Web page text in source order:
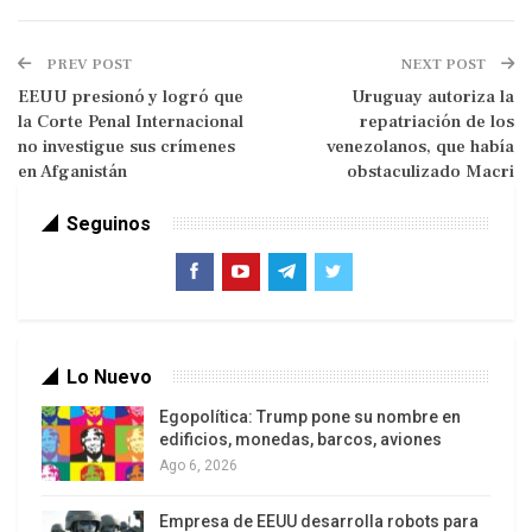
forzando a cambiar la lógica de inserción,
provocando un reordenamiento geopolítico en
Latinoamérica, viraje que será determinante en
unos años cuando se visualice mejor cómo la
también en su relación con el exterior.
multidimensional (llamada de quinta generación),
que van desde la amenaza de intervención
armada, pasando por una guerra psicológica
permanente por medios masivos de
comunicación trasnacionales y las llamadas
PREV POST
EEUU presionó y logró que
la Corte Penal Internacional
no investigue sus crímenes
en Afganistán
NEXT POST
Uruguay autoriza la
repatriación de los
venezolanos, que había
obstaculizado Macri
Seguinos
Lo Nuevo
Egopolítica: Trump pone su nombre en
edificios, monedas, barcos, aviones
Ago 6, 2026
Empresa de EEUU desarrolla robots para